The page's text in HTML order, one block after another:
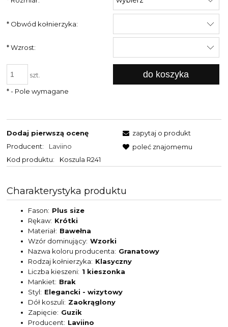
* Obwód kołnierzyka:
*Wzrost:
szt. do koszyka
*- Pole wymagane
Dodaj pierwszą ocenę
Producent:
Laviino
Kod produktu:
Koszula R241
zapytaj o produkt
poleć znajomemu
Charakterystyka produktu
Fason
Plus size
Rękaw Krótki
Materiał Bawełna
Wzór dominujący Wzorki
Nazwa koloru producenta
Granatowy
Rodzaj kołnierzyka
Klasyczny
Liczba kieszeni 1 kieszonka
Mankiet
Brak
Styl
Elegancki - wizytowy
Dół koszuli Zaokrąglony
Zapięcie
Guzik
Producent
Laviino